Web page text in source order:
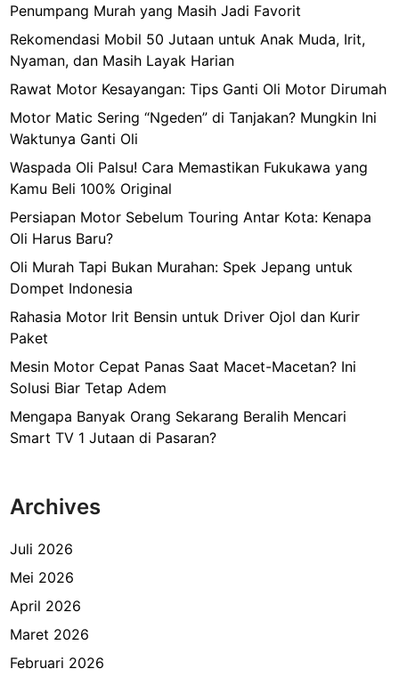
Penumpang Murah yang Masih Jadi Favorit
Rekomendasi Mobil 50 Jutaan untuk Anak Muda, Irit,
Nyaman, dan Masih Layak Harian
Rawat Motor Kesayangan: Tips Ganti Oli Motor Dirumah
Motor Matic Sering “Ngeden” di Tanjakan? Mungkin Ini
Waktunya Ganti Oli
Waspada Oli Palsu! Cara Memastikan Fukukawa yang
Kamu Beli 100% Original
Persiapan Motor Sebelum Touring Antar Kota: Kenapa
Oli Harus Baru?
Oli Murah Tapi Bukan Murahan: Spek Jepang untuk
Dompet Indonesia
Rahasia Motor Irit Bensin untuk Driver Ojol dan Kurir
Paket
Mesin Motor Cepat Panas Saat Macet-Macetan? Ini
Solusi Biar Tetap Adem
Mengapa Banyak Orang Sekarang Beralih Mencari
Smart TV 1 Jutaan di Pasaran?
Archives
Juli 2026
Mei 2026
April 2026
Maret 2026
Februari 2026